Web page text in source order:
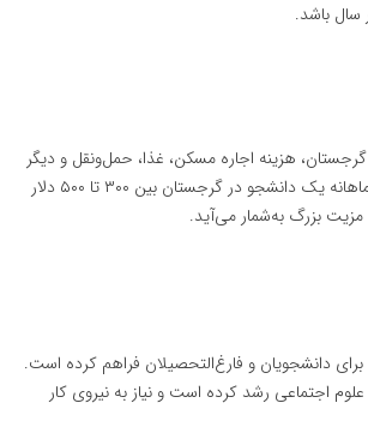
هزینه اجاره مسکن، غذا، حمل‌ونقل و دیگر
هزینه‌ها نسبت به کشورهای غربی بسیار پایین‌تر است. به‌طور متوسط، هزینه زندگی ماهانه یک دانشجو در گرجستان بین ۳۰۰ تا ۵۰۰ دلار
بزرگ به‌شمار می‌آید.
دانشجویان و فارغ‌التحصیلان فراهم کرده است.
اجتماعی رشد کرده است و نیاز به نیروی کار